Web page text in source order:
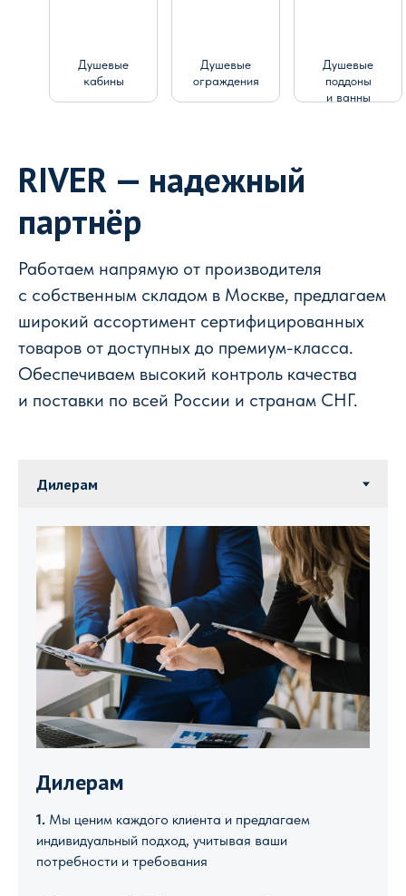
Душевые
кабины
Душевые
ограждения
Душевые
поддоны
и ванны
RIVER — надежный
партнёр
Работаем напрямую от производителя
с собственным складом в Москве, предлагаем
широкий ассортимент сертифицированных
товаров от доступных до премиум-класса.
Обеспечиваем высокий контроль качества
и поставки по всей России и странам СНГ.
Дилерам
1. Мы ценим каждого клиента и предлагаем
индивидуальный подход, учитывая ваши
потребности и требования